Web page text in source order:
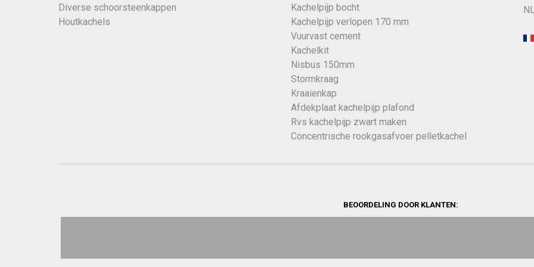
Diverse schoorsteenkappen
Houtkachels
Kachelpijp bocht
Kachelpijp verlopen 170 mm
Vuurvast cement
Kachelkit
Nisbus 150mm
Stormkraag
Kraaienkap
Afdekplaat kachelpijp plafond
Rvs kachelpijp zwart maken
Concentrische rookgasafvoer pelletkachel
BEOORDELING DOOR KLANTEN: